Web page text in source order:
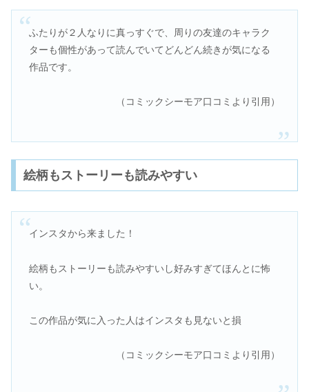
ふたりが２人なりに真っすぐで、周りの友達のキャラク
ターも個性があって読んでいてどんどん続きが気になる
作品です。
（コミックシーモア口コミより引用）
絵柄もストーリーも読みやすい
インスタから来ました！
絵柄もストーリーも読みやすいし好みすぎてほんとに怖
い。
この作品が気に入った人はインスタも見ないと損
（コミックシーモア口コミより引用）